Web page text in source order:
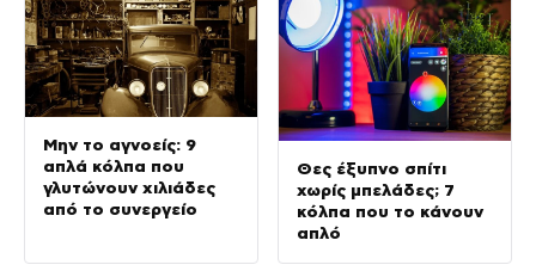
Μην το αγνοείς: 9
απλά κόλπα που
γλυτώνουν χιλιάδες
από το συνεργείο
Θες έξυπνο σπίτι
χωρίς μπελάδες; 7
κόλπα που το κάνουν
απλό